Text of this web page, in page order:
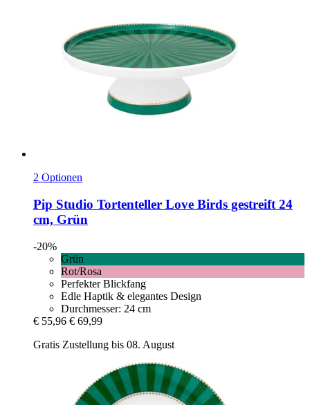
2 Optionen
Pip Studio Tortenteller Love Birds gestreift 24
cm, Grün
-20%
Grün
Rot/Rosa
Perfekter Blickfang
Edle Haptik & elegantes Design
Durchmesser: 24 cm
€ 55,96 € 69,99
Gratis Zustellung bis 08. August